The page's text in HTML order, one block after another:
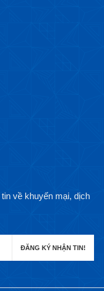
về khuyến mại, dịch